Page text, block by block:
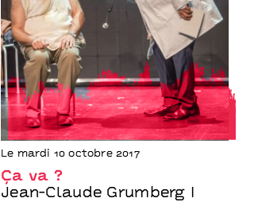
Le mardi 10 octobre 2017
Ça va ?
Jean-Claude Grumberg I